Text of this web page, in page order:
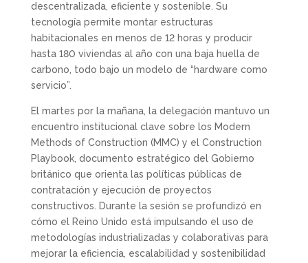
descentralizada, eficiente y sostenible. Su
tecnología permite montar estructuras
habitacionales en menos de 12 horas y producir
hasta 180 viviendas al año con una baja huella de
carbono, todo bajo un modelo de “hardware como
servicio”.
El martes por la mañana, la delegación mantuvo un
encuentro institucional clave sobre los Modern
Methods of Construction (MMC) y el Construction
Playbook, documento estratégico del Gobierno
británico que orienta las políticas públicas de
contratación y ejecución de proyectos
constructivos. Durante la sesión se profundizó en
cómo el Reino Unido está impulsando el uso de
metodologías industrializadas y colaborativas para
mejorar la eficiencia, escalabilidad y sostenibilidad